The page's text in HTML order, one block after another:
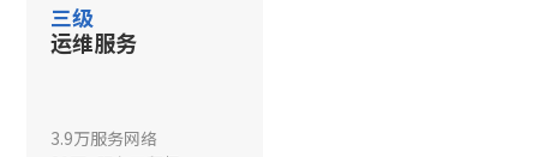
三级
运维服务
3.9万服务网络